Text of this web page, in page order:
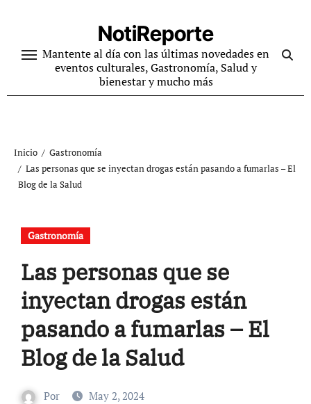
contenido
NotiReporte
Mantente al día con las últimas novedades en
eventos culturales, Gastronomía, Salud y
bienestar y mucho más
Inicio
Gastronomía
Las personas que se inyectan drogas están pasando a fumarlas – El
Blog de la Salud
Gastronomía
Las personas que se
inyectan drogas están
pasando a fumarlas – El
Blog de la Salud
Por May 2, 2024